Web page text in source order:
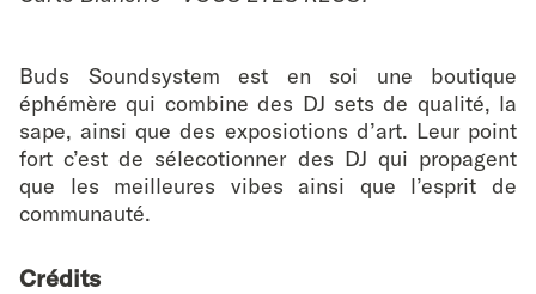
Buds Soundsystem est en soi une boutique
éphémère qui combine des DJ sets de qualité, la
sape, ainsi que des exposiotions d’art. Leur point
fort c’est de sélecotionner des DJ qui propagent
que les meilleures vibes ainsi que l’esprit de
communauté.
Crédits